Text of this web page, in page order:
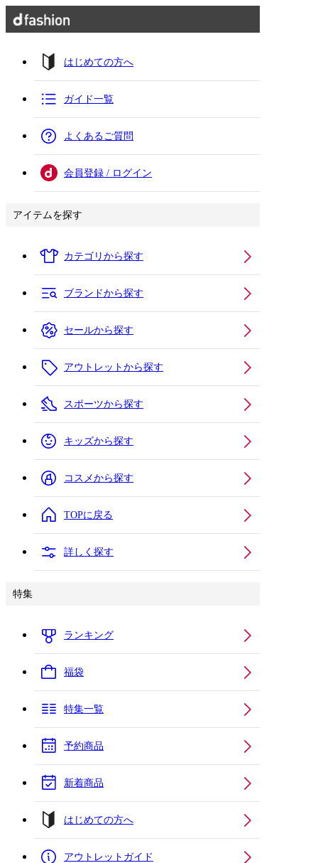
はじめての方へ
ガイド一覧
よくあるご質問
会員登録 / ログイン
アイテムを探す
カテゴリから探す
ブランドから探す
セールから探す
アウトレットから探す
スポーツから探す
キッズから探す
コスメから探す
TOPに戻る
詳しく探す
特集
ランキング
福袋
特集一覧
予約商品
新着商品
はじめての方へ
アウトレットガイド